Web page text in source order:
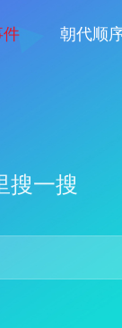
件 朝代顺
搜一搜